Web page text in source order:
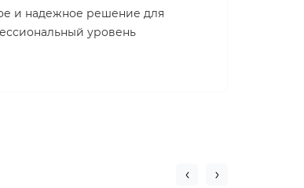
и надежное решение для
уровень